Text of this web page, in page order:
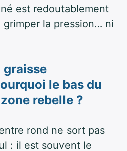
est redoutablement
la pression… ni
graisse
le bas du
rebelle ?
rond ne sort pas
: il est souvent le